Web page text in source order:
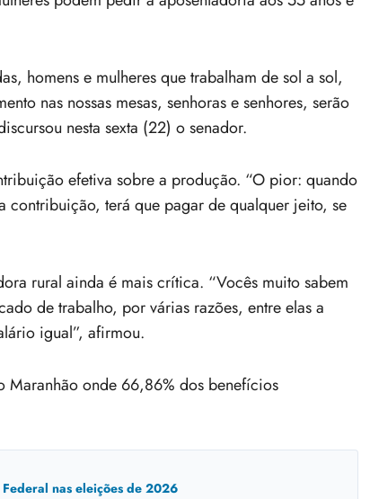
homens e mulheres que trabalham de sol a sol,
nas nossas mesas, senhoras e senhores, serão
nesta sexta (22) o senador.
efetiva sobre a produção. “O pior: quando
contribuição, terá que pagar de qualquer jeito, se
rural ainda é mais crítica. “Vocês muito sabem
de trabalho, por várias razões, entre elas a
igual”, afirmou.
Maranhão onde 66,86% dos benefícios
nas eleições de 2026